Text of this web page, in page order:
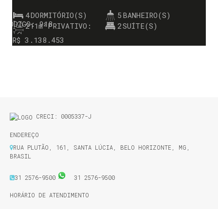
918
R$ 3.138.453
4DORMITÓRIO(S) 5 BANHEIRO(S)
PRIVATIVO:
211m² 2SUÍTE(S)
TOTAL:
4016m²
CRECI: 0005337-J
ENDEREÇO
RUA PLUTÃO
161 SANTA LÚCIA BELO HORIZONTE MG
BRASIL
31 2576-9500 31 2576-9500
HORÁRIO DE ATENDIMENTO